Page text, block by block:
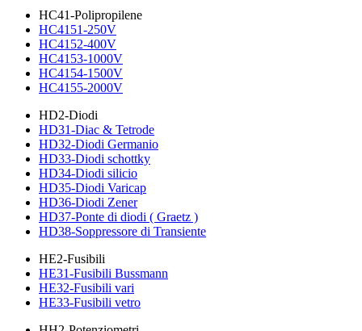
HC41-Polipropilene
HC4151-250V
HC4152-400V
HC4153-1000V
HC4154-1500V
HC4155-2000V
HD2-Diodi
HD31-Diac & Tetrode
HD32-Diodi Germanio
HD33-Diodi schottky
HD34-Diodi silicio
HD35-Diodi Varicap
HD36-Diodi Zener
HD37-Ponte di diodi ( Graetz )
HD38-Soppressore di Transiente
HE2-Fusibili
HE31-Fusibili Bussmann
HE32-Fusibili vari
HE33-Fusibili vetro